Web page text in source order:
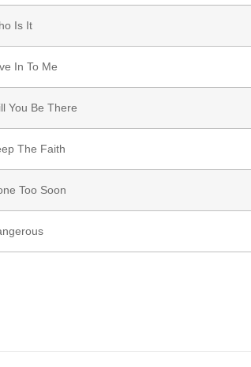
Is It
In To Me
You Be There
The Faith
Too Soon